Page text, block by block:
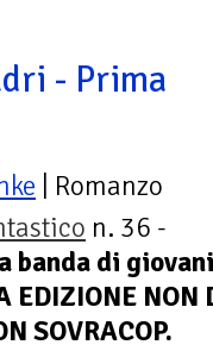
- Prima
| Romanzo
n. 36 -
banda di
NON
SOVRACOP.